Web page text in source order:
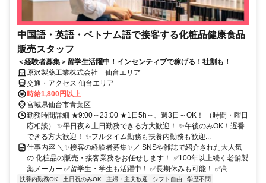
中国語・英語・ベトナム語で接客する化粧品健康食品
販売スタッフ
＜経験者募集＞留学生活躍中！インセンティブで稼げる！社割も！
原沢製薬工業株式会社 仙台エリア
交通・アクセス 仙台エリア
時給1,800円以上
宮城県仙台市青葉区
勤務時間詳細 ★9:00～23:00 ★1日5h～、週3日～OK！ （時間・曜日
応相談） ✨平日夜＆土日勤務できる方大歓迎！ ✨午後のみOK！遅番
できる方大歓迎！ ✨フルタイム勤務も扶養内勤務も歓迎...
仕事内容 ＼✨接客の経験者募集✨／ SNSや雑誌で紹介された大人気
の 化粧品の販売・接客業務をお任せします！ ✅100年以上続く老舗製
薬メーカー ✅留学生・学生も活躍中！ ✅長期休みも可能！ ✅高...
扶養内勤務OK 土日祝のみOK 主婦・主夫歓迎 シフト自由
学歴不問